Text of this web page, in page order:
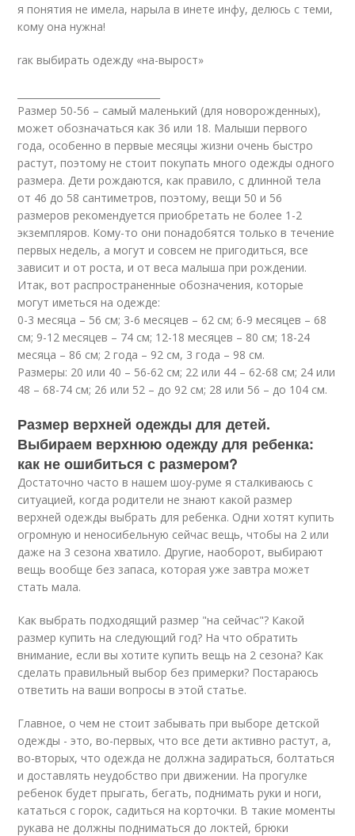
я понятия не имела, нарыла в инете инфу, делюсь с теми,
кому она нужна!
rак выбирать одежду «на-вырост»
Размер 50-56 – самый маленький (для новорожденных),
может обозначаться как 36 или 18. Малыши первого
года, особенно в первые месяцы жизни очень быстро
растут, поэтому не стоит покупать много одежды одного
размера. Дети рождаются, как правило, с длинной тела
от 46 до 58 сантиметров, поэтому, вещи 50 и 56
размеров рекомендуется приобретать не более 1-2
экземпляров. Кому-то они понадобятся только в течение
первых недель, а могут и совсем не пригодиться, все
зависит и от роста, и от веса малыша при рождении.
Итак, вот распространенные обозначения, которые
могут иметься на одежде:
0-3 месяца – 56 см; 3-6 месяцев – 62 см; 6-9 месяцев – 68
см; 9-12 месяцев – 74 см; 12-18 месяцев – 80 см; 18-24
месяца – 86 см; 2 года – 92 см, 3 года – 98 см.
Размеры: 20 или 40 – 56-62 см; 22 или 44 – 62-68 см; 24 или
48 – 68-74 см; 26 или 52 – до 92 см; 28 или 56 – до 104 см.
Размер верхней одежды для детей.
Выбираем верхнюю одежду для ребенка:
как не ошибиться с размером?
Достаточно часто в нашем шоу-руме я сталкиваюсь с
ситуацией, когда родители не знают какой размер
верхней одежды выбрать для ребенка. Одни хотят купить
огромную и неносибельную сейчас вещь, чтобы на 2 или
даже на 3 сезона хватило. Другие, наоборот, выбирают
вещь вообще без запаса, которая уже завтра может
стать мала.
Как выбрать подходящий размер "на сейчас"? Какой
размер купить на следующий год? На что обратить
внимание, если вы хотите купить вещь на 2 сезона? Как
сделать правильный выбор без примерки? Постараюсь
ответить на ваши вопросы в этой статье.
Главное, о чем не стоит забывать при выборе детской
одежды - это, во-первых, что все дети активно растут, а,
во-вторых, что одежда не должна задираться, болтаться
и доставлять неудобство при движении. На прогулке
ребенок будет прыгать, бегать, поднимать руки и ноги,
кататься с горок, садиться на корточки. В такие моменты
рукава не должны подниматься до локтей, брюки